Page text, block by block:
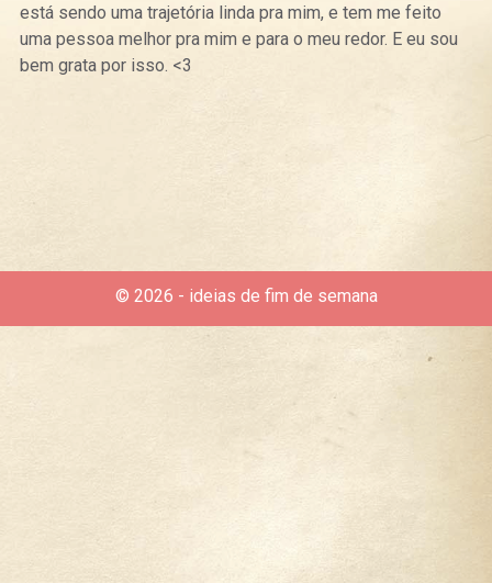
está sendo uma trajetória linda pra mim, e tem me feito
uma pessoa melhor pra mim e para o meu redor. E eu sou
bem grata por isso. <3
© 2026 - ideias de fim de semana